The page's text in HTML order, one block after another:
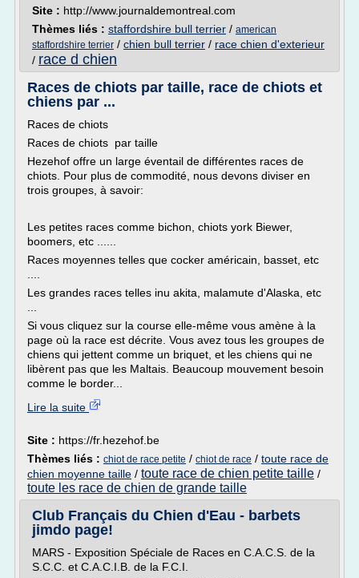
Site : http://www.journaldemontreal.com
Thèmes liés : staffordshire bull terrier / american
staffordshire terrier / chien bull terrier / race chien d'exterieur
/ race d chien
Races de chiots par taille, race de chiots et
chiens par ...
Races de chiots
Races de chiots par taille
Hezehof offre un large éventail de différentes races de
chiots. Pour plus de commodité, nous devons diviser en
trois groupes, à savoir:
Les petites races comme bichon, chiots york Biewer,
boomers, etc ......
Races moyennes telles que cocker américain, basset, etc
Les grandes races telles inu akita, malamute d'Alaska, etc
Si vous cliquez sur la course elle-même vous amène à la
page où la race est décrite. Vous avez tous les groupes de
chiens qui jettent comme un briquet, et les chiens qui ne
libèrent pas que les Maltais. Beaucoup mouvement besoin
comme le border...
Lire la suite
Site : https://fr.hezehof.be
Thèmes liés : chiot de race petite / chiot de race / toute race de
chien moyenne taille / toute race de chien petite taille /
toute les race de chien de grande taille
Club Français du Chien d'Eau - barbets
jimdo page!
MARS - Exposition Spéciale de Races en C.A.C.S. de la
S.C.C. et C.A.C.I.B. de la F.C.I.